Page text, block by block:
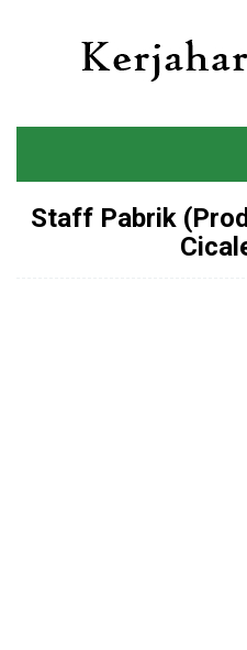
Staff Pabrik